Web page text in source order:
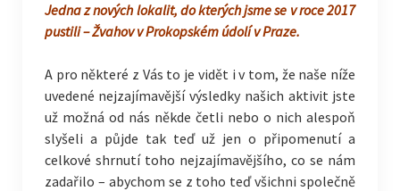
Jedna z nových lokalit, do kterých jsme se v roce 2017
pustili – Žvahov v Prokopském údolí v Praze.
A pro některé z Vás to je vidět i v tom, že naše níže
uvedené nejzajímavější výsledky našich aktivit jste
už možná od nás někde četli nebo o nich alespoň
slyšeli a půjde tak teď už jen o připomenutí a
celkové shrnutí toho nejzajímavějšího, co se nám
zadařilo – abychom se z toho teď všichni společně